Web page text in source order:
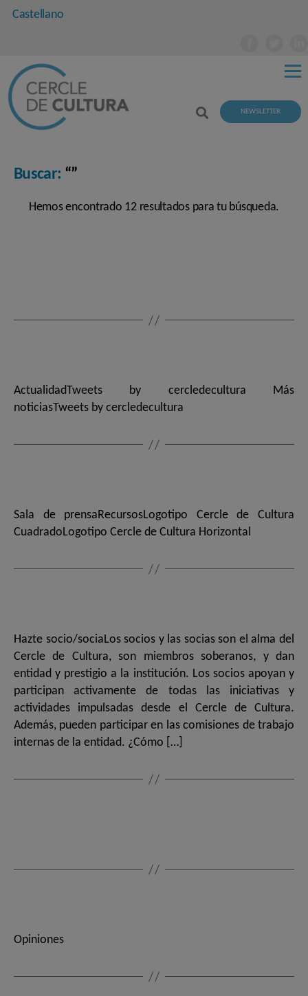
Castellano
NEWSLETTER
Buscar: “”
Hemos encontrado 12 resultados para tu búsqueda.
ActualidadTweets by cercledecultura Más
noticiasTweets by cercledecultura
Sala de prensaRecursosLogotipo Cercle de Cultura
CuadradoLogotipo Cercle de Cultura Horizontal
Hazte socio/sociaLos socios y las socias son el alma del
Cercle de Cultura, son miembros soberanos, y dan
entidad y prestigio a la institución. Los socios apoyan y
participan activamente de todas las iniciativas y
actividades impulsadas desde el Cercle de Cultura.
Además, pueden participar en las comisiones de trabajo
internas de la entidad. ¿Cómo […]
Opiniones